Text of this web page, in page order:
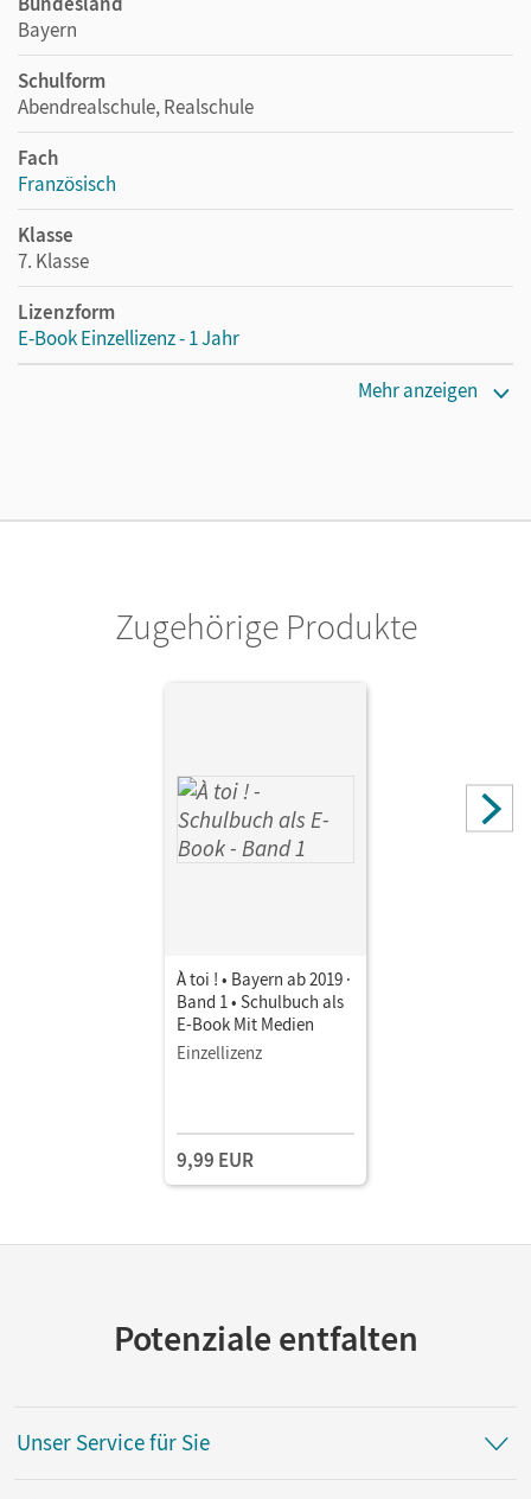
Bayern
Schulform
Abendrealschule, Realschule
Fach
Französisch
Klasse
7. Klasse
Lizenzform
E-Book Einzellizenz - 1 Jahr
Privatpersonen, die nur mit dem E-Book arbeiten.
Mehr anzeigen
Zugehörige Produkte
À toi ! • Bayern ab 2019 ·
Band 1 • Schulbuch als
E-Book Mit Medien
Einzellizenz
9,99 EUR
Potenziale entfalten
Unser Service für Sie